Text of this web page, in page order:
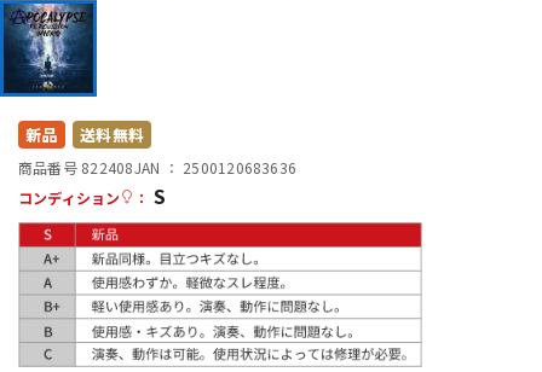
配信/ライブ機器
中古 ヴィンテージ
新品 送料無料
商品番号 822408JAN ： 2500120683636
コンディション
： S